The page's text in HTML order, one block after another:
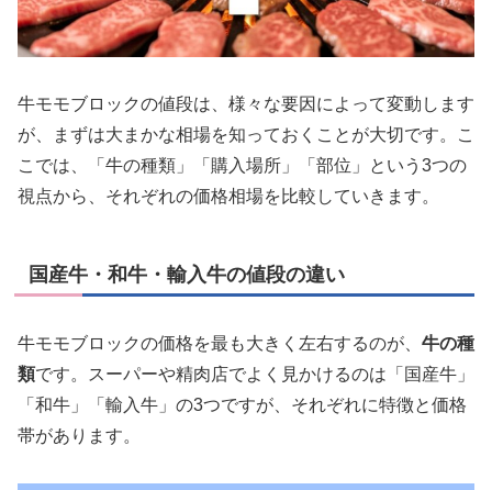
牛モモブロックの値段は、様々な要因によって変動します
が、まずは大まかな相場を知っておくことが大切です。こ
こでは、「牛の種類」「購入場所」「部位」という3つの
視点から、それぞれの価格相場を比較していきます。
国産牛・和牛・輸入牛の値段の違い
牛モモブロックの価格を最も大きく左右するのが、 牛の種
類です。スーパーや精肉店でよく見かけるのは「国産牛」
「和牛」「輸入牛」の3つですが、それぞれに特徴と価格
帯があります。